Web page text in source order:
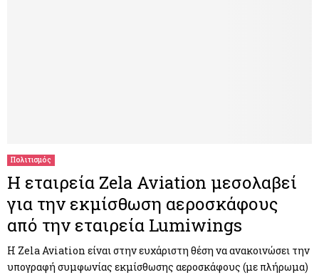
Πολιτισμός
Η εταιρεία Zela Aviation μεσολαβεί
για την εκμίσθωση αεροσκάφους
από την εταιρεία Lumiwings
Η Zela Aviation είναι στην ευχάριστη θέση να ανακοινώσει την
υπογραφή συμφωνίας εκμίσθωσης αεροσκάφους (με πλήρωμα)